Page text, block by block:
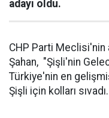
adayı oldu.
CHP Parti Meclisi'nin
Şahan, "Şişli'nin
Türkiye'nin en
Şişli için kolları sıvadı.